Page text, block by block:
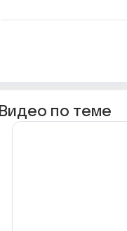
Видео по теме